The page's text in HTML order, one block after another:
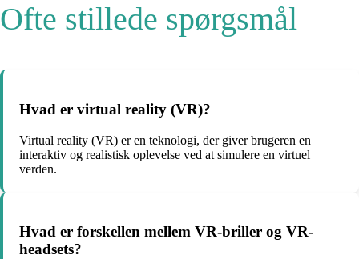
Ofte stillede spørgsmål
Hvad er virtual reality (VR)?
Virtual reality (VR) er en teknologi, der giver brugeren en
interaktiv og realistisk oplevelse ved at simulere en virtuel
verden.
Hvad er forskellen mellem VR-briller og VR-
headsets?